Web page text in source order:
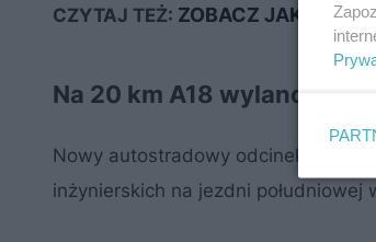
CZYTAJ TEŻ: ZOBACZ JAK
Na 20 km A18 wylano 330
Nowy autostradowy odcinek A18
inżynierskich na jezdni